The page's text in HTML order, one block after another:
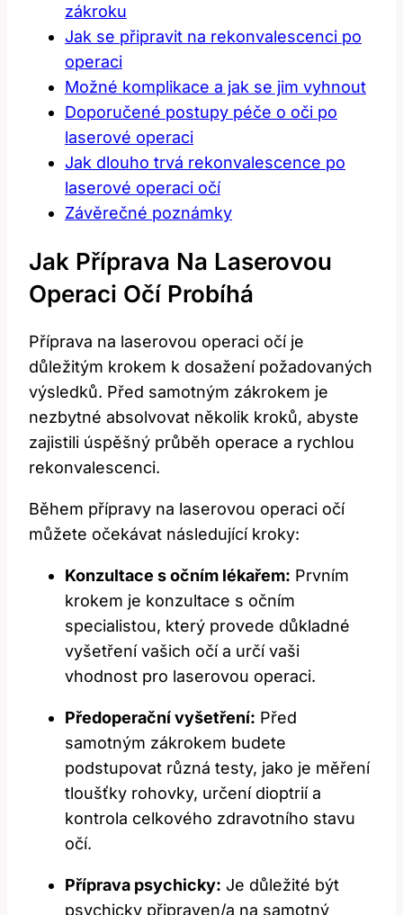
zákroku
Jak se připravit⁤ na‍ rekonvalescenci ​po
operaci
Možné komplikace a jak ⁤se jim ​vyhnout
Doporučené ⁣postupy péče o ⁣oči po⁤
laserové ‌operaci
Jak dlouho trvá ⁤rekonvalescence po
laserové operaci očí
Závěrečné ⁢poznámky
Jak⁢ Příprava‍ Na⁢ Laserovou
Operaci Očí Probíhá
Příprava na laserovou operaci očí ‌je
důležitým krokem k ‍dosažení požadovaných
výsledků. Před samotným ⁤zákrokem je
nezbytné absolvovat několik kroků, abyste‍
zajistili ‍úspěšný průběh ‌operace a rychlou
rekonvalescenci.
Během přípravy na laserovou operaci očí
můžete⁢ očekávat⁤ následující ⁢kroky:
Konzultace s očním lékařem: Prvním
krokem ‍je konzultace s očním⁤
specialistou,‌ který provede důkladné
vyšetření vašich očí a⁣ určí vaši
vhodnost pro laserovou operaci.
Předoperační ⁢vyšetření: ​Před
⁢samotným zákrokem budete
podstupovat ⁣různá testy, jako⁤ je⁢ měření⁤
tloušťky rohovky, určení dioptrií ​a
⁤kontrola celkového zdravotního⁤ stavu
očí.
Příprava ‌psychicky: Je důležité být
psychicky ‌připraven/a‍ na⁣ samotný